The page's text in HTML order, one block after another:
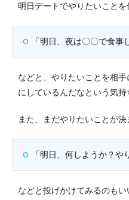
明日デートでやりたいことを
「明日、夜は〇〇で食事
などと、やりたいことを相
にしているんだなという気持
また、まだやりたいことが
「明日、何しようか？や
などと投げかけてみるのもい